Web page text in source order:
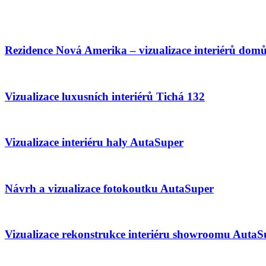
Rezidence Nová Amerika – vizualizace interiérů domů
Vizualizace luxusních interiérů Tichá 132
Vizualizace interiéru haly AutaSuper
Návrh a vizualizace fotokoutku AutaSuper
Vizualizace rekonstrukce interiéru showroomu